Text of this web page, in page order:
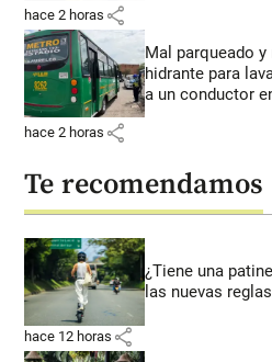
hace 2 horas share
Mal parqueado y
hidrante para
a un conductor
hace 2 horas share
Te recomendamos
¿Tiene una
las nuevas
hace 12 horas share